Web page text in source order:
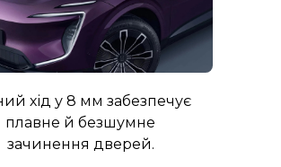
хід у 8 мм забезпечує
плавне й безшумне
зачинення дверей.